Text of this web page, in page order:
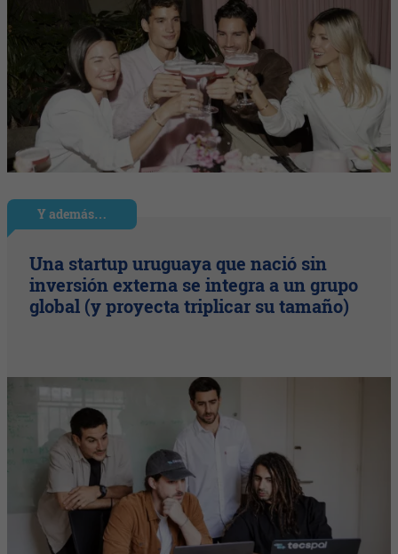
Y además…
Una startup uruguaya que nació sin
inversión externa se integra a un grupo
global (y proyecta triplicar su tamaño)